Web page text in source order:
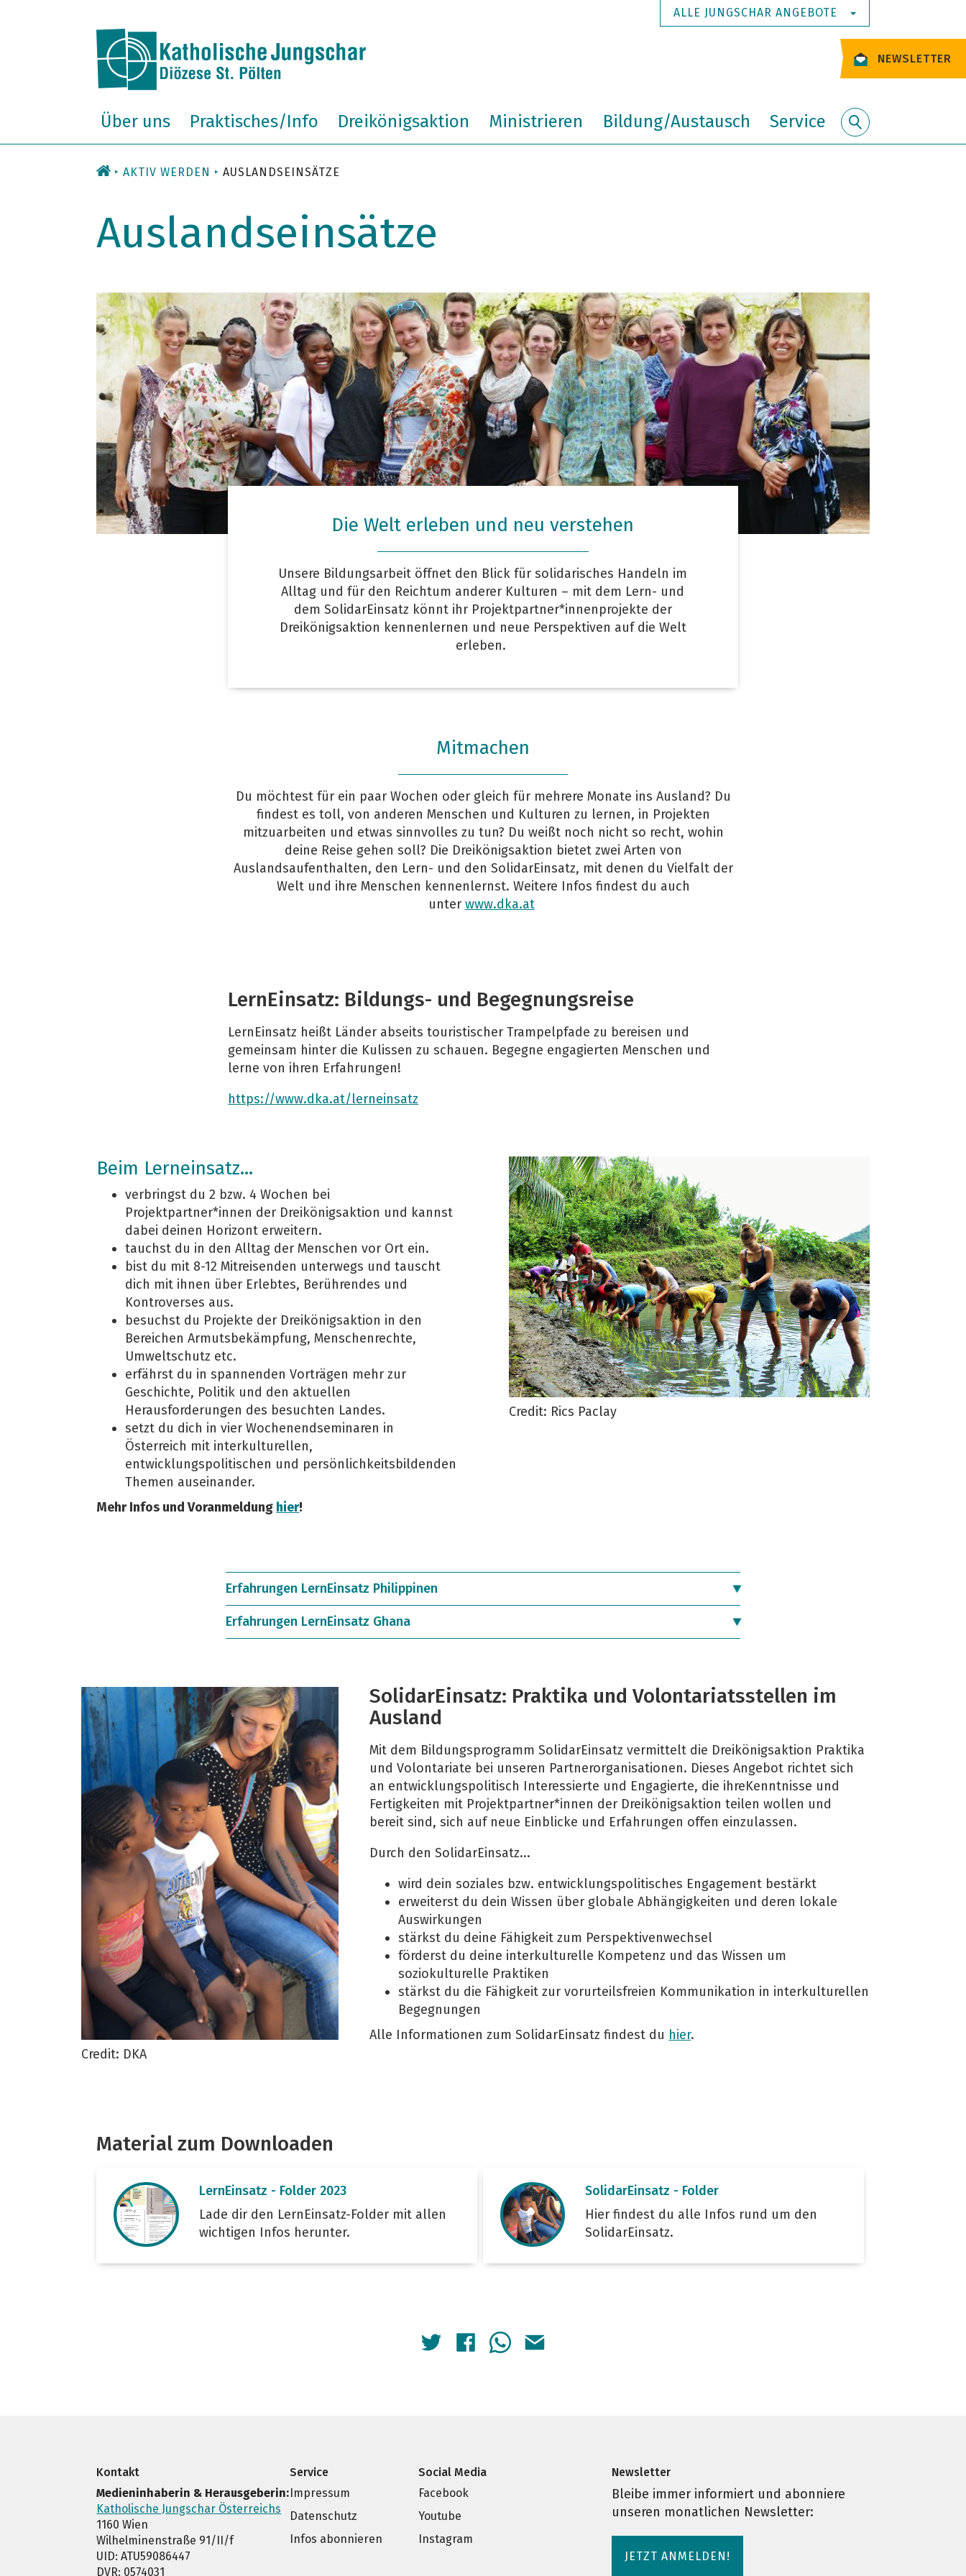
NEWSLETTER
ALLE JUNGSCHAR ANGEBOTE
Über uns Praktisches/Info Dreikönigsaktion Ministrieren Bildung/Austausch Service
AKTIV WERDEN AUSLANDSEINSÄTZE
Auslandseinsätze
Credit: Marie Mayerhofer
Die Welt erleben und neu verstehen
Unsere Bildungsarbeit öffnet den Blick für solidarisches Handeln im
Alltag und für den Reichtum anderer Kulturen – mit dem Lern- und
dem SolidarEinsatz könnt ihr Projektpartner*innenprojekte der
Dreikönigsaktion kennenlernen und neue Perspektiven auf die Welt
erleben.
Mitmachen
Du möchtest für ein paar Wochen oder gleich für mehrere Monate ins Ausland? Du
findest es toll, von anderen Menschen und Kulturen zu lernen, in Projekten
mitzuarbeiten und etwas sinnvolles zu tun? Du weißt noch nicht so recht, wohin
deine Reise gehen soll? Die Dreikönigsaktion bietet zwei Arten von
Auslandsaufenthalten, den Lern- und den SolidarEinsatz, mit denen du Vielfalt der
Welt und ihre Menschen kennenlernst. Weitere Infos findest du auch
unter www.dka.at
LernEinsatz: Bildungs- und Begegnungsreise
LernEinsatz heißt Länder abseits touristischer Trampelpfade zu bereisen und
gemeinsam hinter die Kulissen zu schauen. Begegne engagierten Menschen und
lerne von ihren Erfahrungen!
https://www.dka.at/lerneinsatz
Beim Lerneinsatz...
verbringst du 2 bzw. 4 Wochen bei
Projektpartner*innen der Dreikönigsaktion und kannst
dabei deinen Horizont erweitern.
tauchst du in den Alltag der Menschen vor Ort ein.
bist du mit 8-12 Mitreisenden unterwegs und tauscht
dich mit ihnen über Erlebtes, Berührendes und
Kontroverses aus.
besuchst du Projekte der Dreikönigsaktion in den
Bereichen Armutsbekämpfung, Menschenrechte,
Umweltschutz etc.
erfährst du in spannenden Vorträgen mehr zur
Geschichte, Politik und den aktuellen
Herausforderungen des besuchten Landes.
setzt du dich in vier Wochenendseminaren in
Österreich mit interkulturellen,
entwicklungspolitischen und persönlichkeitsbildenden
Themen auseinander.
Mehr Infos und Voranmeldung hier!
Credit: Rics Paclay
Erfahrungen LernEinsatz Philippinen
Erfahrungen LernEinsatz Ghana
SolidarEinsatz: Praktika und Volontariatsstellen im
Ausland
Mit dem Bildungsprogramm SolidarEinsatz vermittelt die Dreikönigsaktion Praktika
und Volontariate bei unseren Partnerorganisationen. Dieses Angebot richtet sich
an entwicklungspolitisch Interessierte und Engagierte, die ihreKenntnisse und
Fertigkeiten mit Projektpartner*innen der Dreikönigsaktion teilen wollen und
bereit sind, sich auf neue Einblicke und Erfahrungen offen einzulassen.
Durch den SolidarEinsatz...
wird dein soziales bzw. entwicklungspolitisches Engagement bestärkt
erweiterst du dein Wissen über globale Abhängigkeiten und deren lokale
Auswirkungen
stärkst du deine Fähigkeit zum Perspektivenwechsel
förderst du deine interkulturelle Kompetenz und das Wissen um
soziokulturelle Praktiken
stärkst du die Fähigkeit zur vorurteilsfreien Kommunikation in interkulturellen
Begegnungen
Alle Informationen zum SolidarEinsatz findest du hier.
Credit: DKA
Material zum Downloaden
LernEinsatz - Folder 2023
Lade dir den LernEinsatz-Folder mit allen
wichtigen Infos herunter.
SolidarEinsatz - Folder
Hier findest du alle Infos rund um den
SolidarEinsatz.
Kontakt
Medieninhaberin & Herausgeberin:
Katholische Jungschar Österreichs
1160 Wien
Wilhelminenstraße 91/II/f
UID: ATU59086447
DVR: 0574031
Service
Impressum
Datenschutz
Infos abonnieren
Social Media
Facebook
Youtube
Instagram
Newsletter
Bleibe immer informiert und abonniere
unseren monatlichen Newsletter:
JETZT ANMELDEN!